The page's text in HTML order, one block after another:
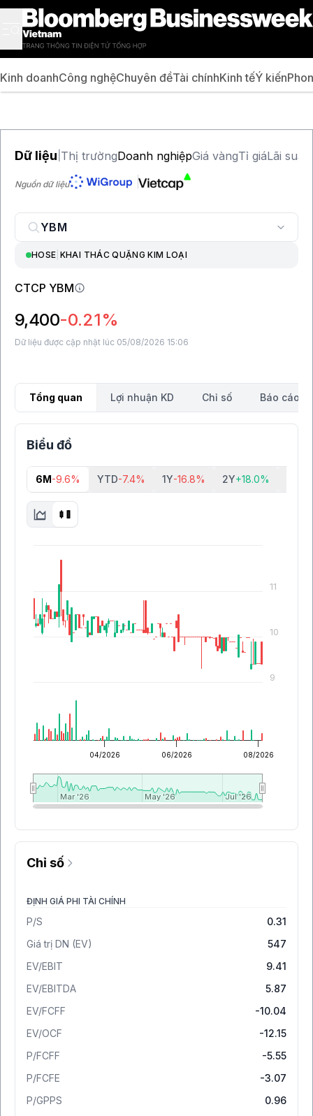
Kinh doanhCông nghệChuyên đềTài chínhKinh tếÝ kiến
Dữ liệu Thị trườngDoanh nghiệpGiá vàngTỉ giáLãi suất
Nguồn dữ liệu
HOSE KHAI THÁC QUẶNG KIM LOẠI
CTCP YBM
9,400-0.21%
Dữ liệu được cập nhật lúc 05/08/2026 15:06
Tổng quan Lợi nhuận KD Chỉ số Báo cáo
Biểu đồ
6M-9.6% YTD-7.4% 1Y-16.8% 2Y+18.0%
04/2026 06/2026 08/2026
Mar '26
Mar '26 May '26
May '26 Jul '26
Jul '26
9
10
11
Chỉ số
ĐỊNH GIÁ PHI TÀI CHÍNH
P/S
0.31
Giá trị DN (EV)
547
EV/EBIT
9.41
EV/EBITDA
5.87
EV/FCFF
-10.04
EV/OCF
-12.15
P/FCFF
-5.55
P/FCFE
-3.07
P/GPPS
0.96